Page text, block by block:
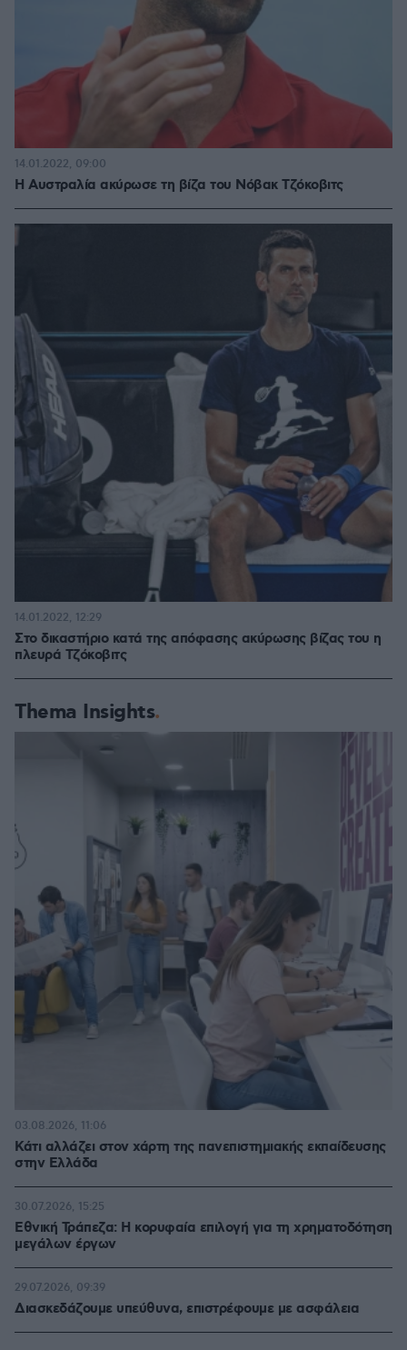
Η Αυστραλία ακύρωσε τη βίζα του Νόβακ Τζόκοβιτς
14.01.2022, 09:00
Στο δικαστήριο κατά της απόφασης ακύρωσης βίζας του η
πλευρά Τζόκοβιτς
14.01.2022, 12:29
Thema Insights
Κάτι αλλάζει στον χάρτη της πανεπιστημιακής εκπαίδευσης
στην Ελλάδα
03.08.2026, 11:06
Εθνική Τράπεζα: Η κορυφαία επιλογή για τη χρηματοδότηση
μεγάλων έργων
30.07.2026, 15:25
Διασκεδάζουμε υπεύθυνα, επιστρέφουμε με ασφάλεια
29.07.2026, 09:39